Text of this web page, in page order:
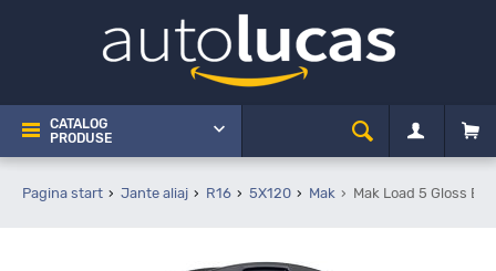
CATALOG
PRODUSE
Pagina start Jante aliaj R16 5X120 Mak Mak Load 5 Gloss